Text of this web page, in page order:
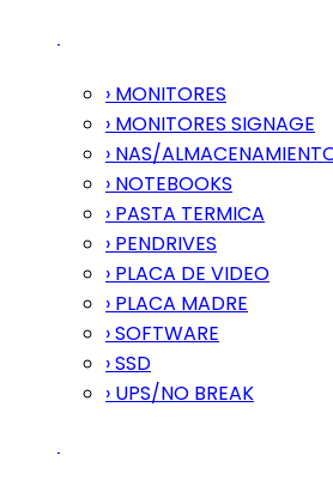
› MONITORES
› MONITORES SIGNAGE
› NAS/
› NOTEBOOKS
› PASTA TERMICA
› PENDRIVES
› PLACA DE VIDEO
› PLACA MADRE
› SOFTWARE
› SSD
› UPS/NO BREAK